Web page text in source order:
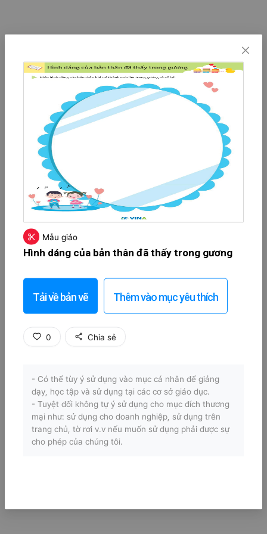
Mẫu giáo
Hình dáng của bản thân đã thấy trong gương
Tải về bản vẽ Thêm vào mục yêu thích
0 Chia sẻ
- Có thể tùy ý sử dụng vào mục cá nhân để giảng
dạy, học tập và sử dụng tại các cơ sở giáo dục.
- Tuyệt đối không tự ý sử dụng cho mục đích thương
mại như: sử dụng cho doanh nghiệp, sử dụng trên
trang chủ, tờ rơi v.v nếu muốn sử dụng phải được sự
cho phép của chúng tôi.